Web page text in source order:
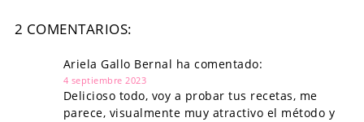
2 COMENTARIOS:
Ariela Gallo Bernal ha comentado:
4 septiembre 2023
Delicioso todo, voy a probar tus recetas, me
parece, visualmente muy atractivo el método y